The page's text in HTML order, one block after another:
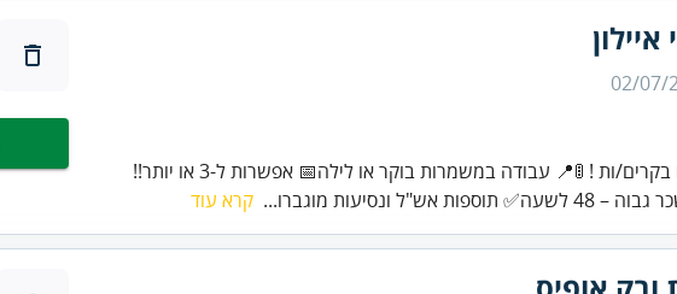
02/07/
🚦נתיבי איילון מגייסים בקרים/ות ! 🚦📍 עבודה במשמרות בוקר או לילה📅 אפשרות ל-3 או יותר!!
ונסיעות מוגברו...
קרא עוד